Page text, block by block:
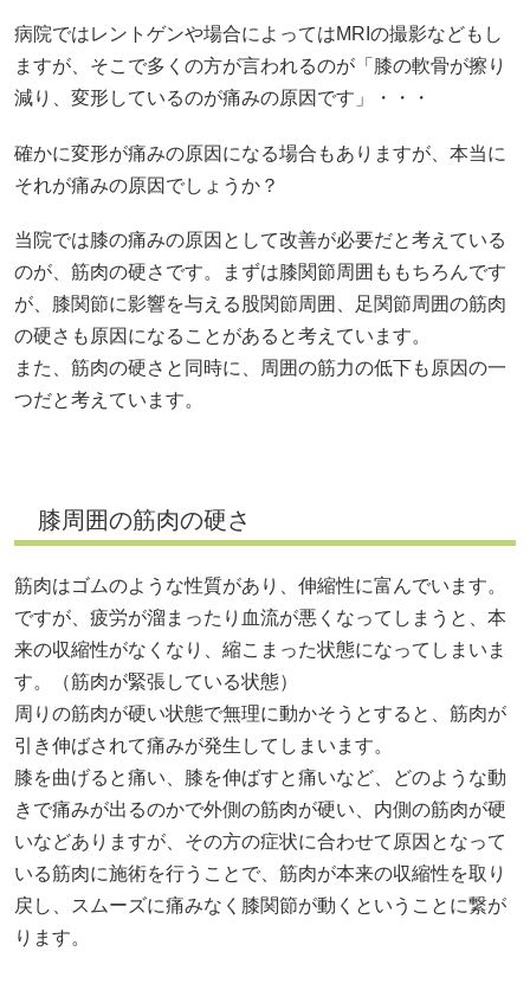
病院ではレントゲンや場合によってはMRIの撮影などもし
ますが、そこで多くの方が言われるのが「膝の軟骨が擦り
減り、変形しているのが痛みの原因です」・・・
確かに変形が痛みの原因になる場合もありますが、本当に
それが痛みの原因でしょうか？
当院では膝の痛みの原因として改善が必要だと考えている
のが、筋肉の硬さです。まずは膝関節周囲ももちろんです
が、膝関節に影響を与える股関節周囲、足関節周囲の筋肉
の硬さも原因になることがあると考えています。
また、筋肉の硬さと同時に、周囲の筋力の低下も原因の一
つだと考えています。
膝周囲の筋肉の硬さ
筋肉はゴムのような性質があり、伸縮性に富んでいます。
ですが、疲労が溜まったり血流が悪くなってしまうと、本
来の収縮性がなくなり、縮こまった状態になってしまいま
す。（筋肉が緊張している状態）
周りの筋肉が硬い状態で無理に動かそうとすると、筋肉が
引き伸ばされて痛みが発生してしまいます。
膝を曲げると痛い、膝を伸ばすと痛いなど、どのような動
きで痛みが出るのかで外側の筋肉が硬い、内側の筋肉が硬
いなどありますが、その方の症状に合わせて原因となって
いる筋肉に施術を行うことで、筋肉が本来の収縮性を取り
戻し、スムーズに痛みなく膝関節が動くということに繋が
ります。